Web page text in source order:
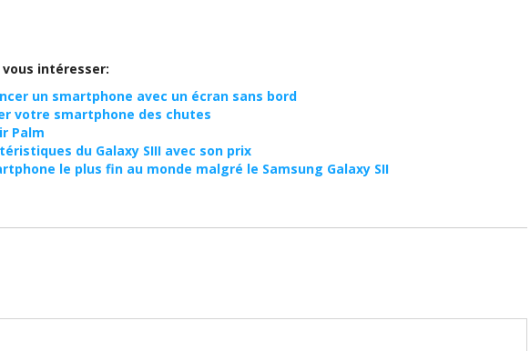
intéresser:
un smartphone avec un écran sans bord
votre smartphone des chutes
Palm
du Galaxy SIII avec son prix
le plus fin au monde malgré le Samsung Galaxy SII